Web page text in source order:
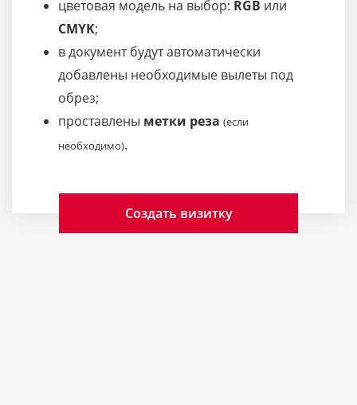
цветовая модель на выбор: RGB или
CMYK;
в документ будут автоматически
добавлены необходимые вылеты под
обрез;
проставлены метки реза (если
необходимо).
Создать визитку